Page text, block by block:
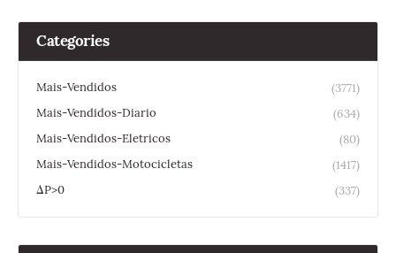
Categories
Mais-Vendidos
(3771)
Mais-Vendidos-Diario
(634)
Mais-Vendidos-Eletricos
(80)
Mais-Vendidos-Motocicletas
(1417)
ΔP>0
(337)